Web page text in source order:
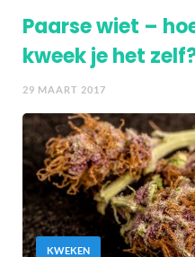
Paarse wiet –
kweek je het
29 MAART 2017
KWEKEN